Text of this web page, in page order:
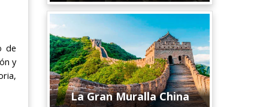
de
y
La Gran Muralla China